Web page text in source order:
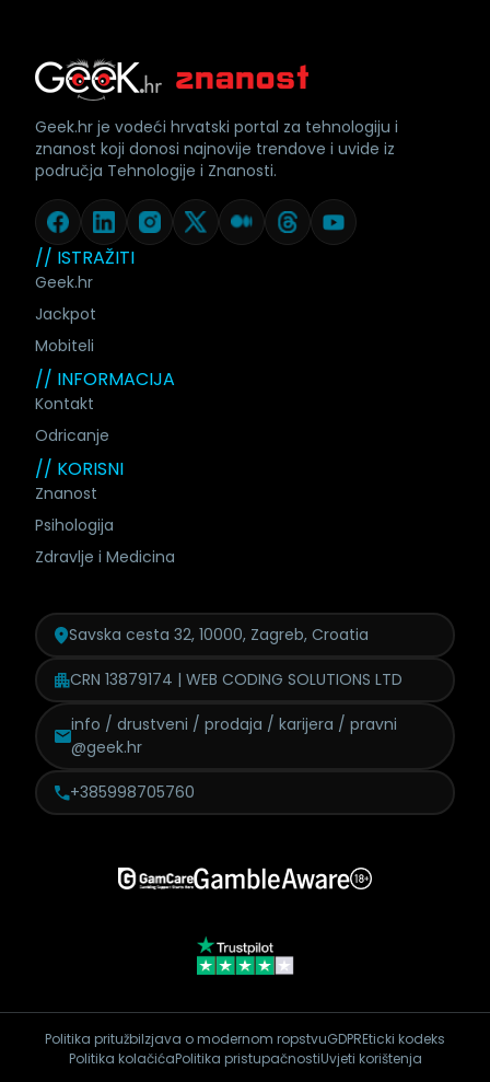
// ISTRAŽITI
Geek.hr
Jackpot
Mobiteli
// INFORMACIJA
Kontakt
Odricanje
// KORISNI
Znanost
Psihologija
Zdravlje i Medicina
Geek.hr je vodeći hrvatski portal za tehnologiju i
znanost koji donosi najnovije trendove i uvide iz
područja Tehnologije i Znanosti.
Savska cesta 32, 10000, Zagreb, Croatia
CRN 13879174 | WEB CODING SOLUTIONS LTD
info / drustveni / prodaja / karijera / pravni
@geek.hr
+385998705760
Politika pritužbiIzjava o modernom ropstvuGDPREticki kodeks
Politika kolačićaPolitika pristupačnostiUvjeti korištenja